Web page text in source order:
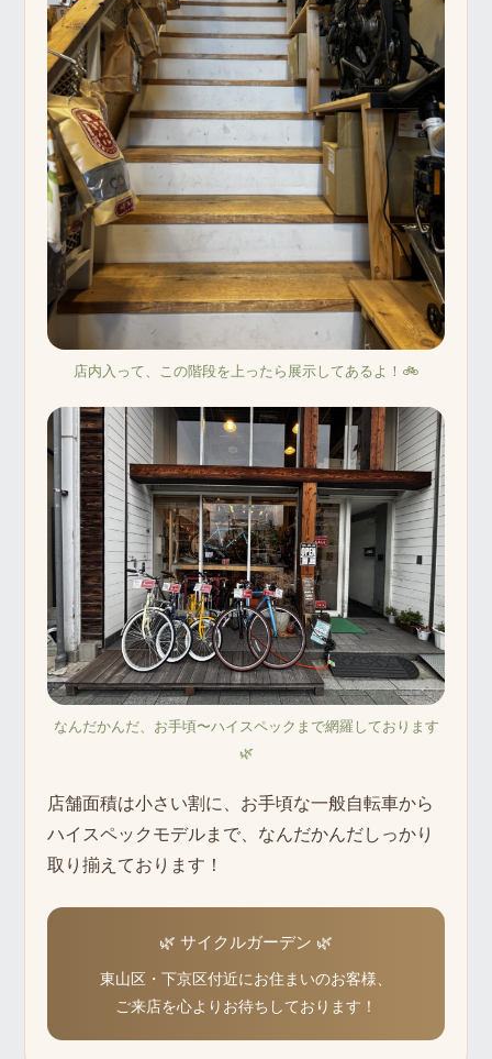
店内入って、この階段を上ったら展示してあるよ！🚲
なんだかんだ、お手頃〜ハイスペックまで網羅しております
🌿
店舗面積は小さい割に、お手頃な一般自転車から
ハイスペックモデルまで、なんだかんだしっかり
取り揃えております！
🌿 サイクルガーデン 🌿
東山区・下京区付近にお住まいのお客様、
ご来店を心よりお待ちしております！